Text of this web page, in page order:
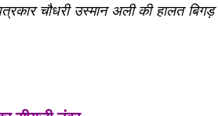
चौधरी उस्मान अली की हालत